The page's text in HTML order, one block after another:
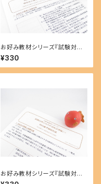
お好み教材シリーズ『試験対策
のための法改正情報!!! 障害者
の雇用の促進等に関する法律』
H2003
¥330
お好み教材シリーズ『試験対策
のための法改正情報!!! 特別養